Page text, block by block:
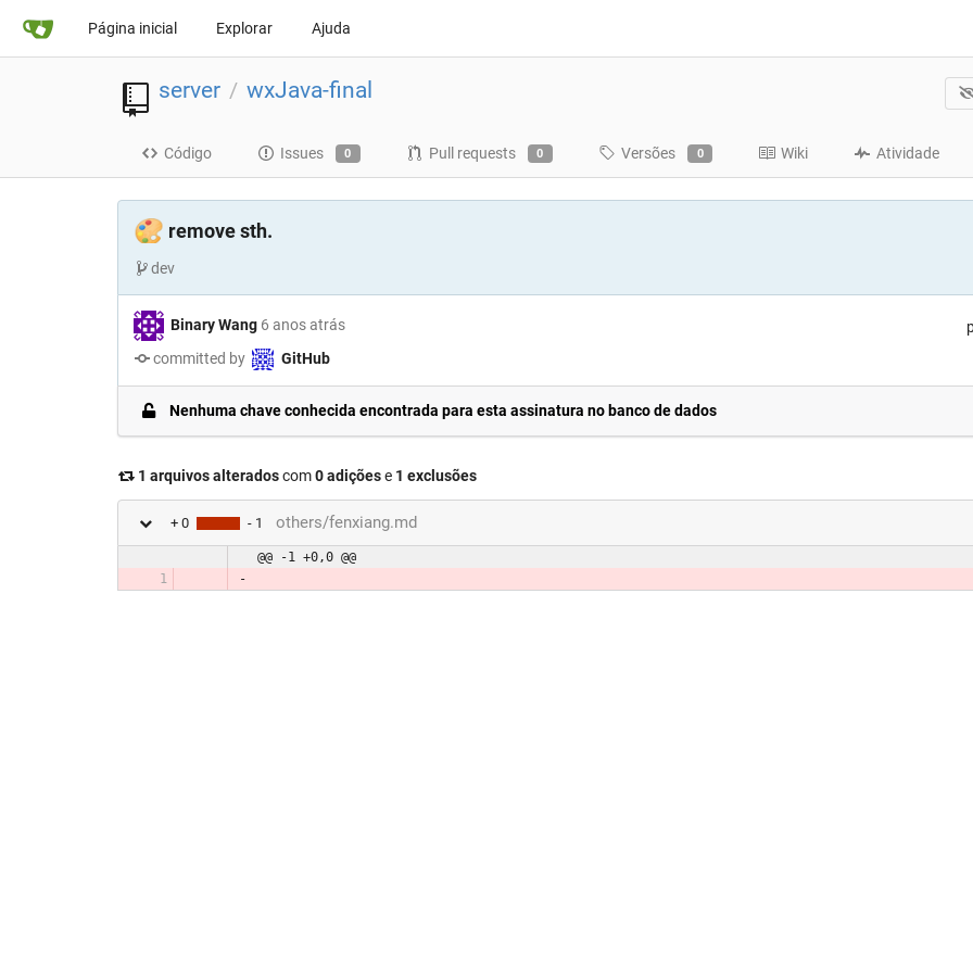
Página inicial Explorar Ajuda
server / wxJava-final
Código Issues 0 Pull requests 0 Versões 0 Wiki Atividade
🎨 remove sth.
dev
Binary Wang 6 anos atrás
committed by
GitHub
Nenhuma chave conhecida encontrada para esta assinatura no banco de dados
1 arquivos alteradoscom0 adiçõese 1 exclusões
+ 0 - 1 others/fenxiang.md
@@ -1 +0,0 @@